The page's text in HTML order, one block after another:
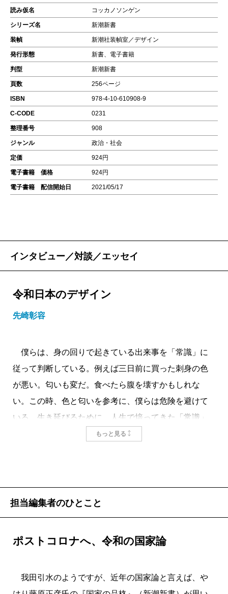
読み仮名 コッカノソンゲン
シリーズ名 新潮新書
装幀 新潮社装幀室／デザイン
発行形態 新書、電子書籍
判型 新潮新書
頁数 256ページ
ISBN 978-4-10-610908-9
C-CODE 0231
整理番号 908
ジャンル 政治・社会
定価 924円
電子書籍 価格 924円
電子書籍 配信開始日 2021/05/17
インタビュー／対談／エッセイ
令和日本のデザイン
先崎彰容
僕らは、身の回りで起きている出来事を「常識」に
従って判断している。例えば三日前に買った刺身の色
が悪い。匂いも変だ。食べたら腹を壊すかもしれな
い。この時、色と匂いを参考に、僕らは危険を避けて
いる。生き延びるために、人生で培ってきた「常識」
て、「コロナ疲れ」あるいは「宣言慣れ」してしまっ
いたからだ。戦後初の緊急事態宣言発令を行ったの
党は宣言発令の可否をめぐり、発令以前は権力行使反
もっと見る
担当編集者のひとこと
ポストコロナへ、令和の国家論
我田引水のようですが、近年の国家論と言えば、や